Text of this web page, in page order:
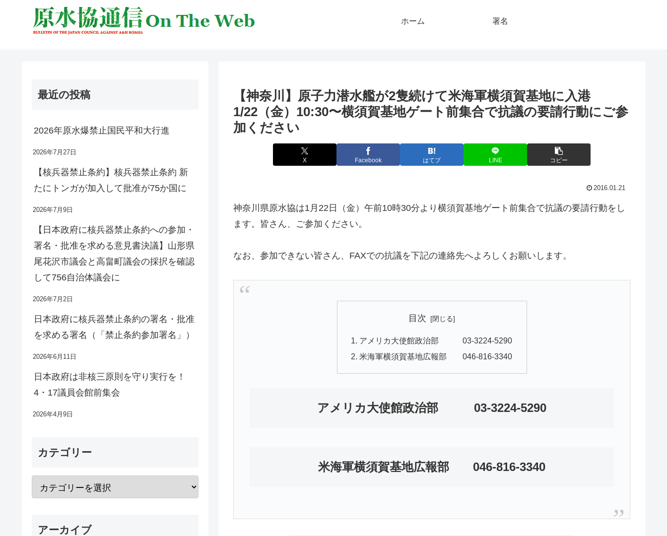
ホーム 署名
【神奈川】原子力潜水艦が2隻続けて米海軍横須賀基地に入港
1/22（金）10:30〜横須賀基地ゲート前集合で抗議の要請行動にご参
加ください
X Facebook はてブ LINE コピー
2016.01.21
神奈川県原水協は1月22日（金）午前10時30分より横須賀基地ゲート前集合で抗議の要請行動をし
ます。皆さん、ご参加ください。
なお、参加できない皆さん、FAXでの抗議を下記の連絡先へよろしくお願いします。
目次
アメリカ大使館政治部 03-3224-5290
米海軍横須賀基地広報部 046-816-3340
アメリカ大使館政治部 03-3224-5290
米海軍横須賀基地広報部 046-816-3340
最近の投稿
2026年原水爆禁止国民平和大行進
2026年7月27日
【核兵器禁止条約】核兵器禁止条約 新
たにトンガが加入して批准が75か国に
2026年7月9日
【日本政府に核兵器禁止条約への参加・
署名・批准を求める意見書決議】山形県
尾花沢市議会と高畠町議会の採択を確認
して756自治体議会に
2026年7月2日
日本政府に核兵器禁止条約の署名・批准
を求める署名（「禁止条約参加署名」）
2026年6月11日
日本政府は非核三原則を守り実行を！
4・17議員会館前集会
2026年4月9日
カテゴリー
アーカイブ